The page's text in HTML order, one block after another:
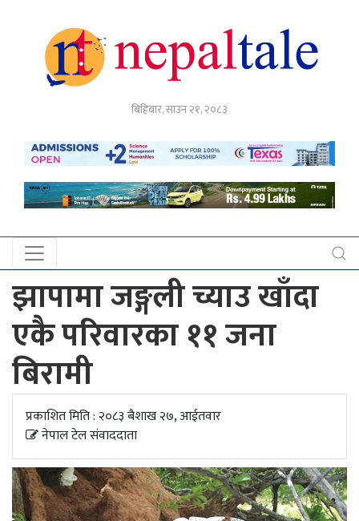
बिहिबार, साउन २१, २०८३
अर्थ
नेपाल
प्रदेश
खबर
अन्तर्राष्ट्रिय
युके
अपडेट
खेलकुद
स्वास्थ्य/
जिबनशैली
झापामा जङ्गली च्याउ खाँदा
एकै परिवारका ११ जना
बिरामी
प्रकाशित मिति : २०८३ बैशाख २७, आईतवार
नेपाल टेल संवाददाता